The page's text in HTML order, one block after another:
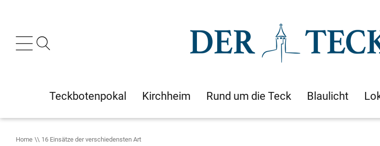
Teckbotenpokal Kirchheim Rund um die Teck Blaulicht
Home 16 Einsätze der verschiedensten Art